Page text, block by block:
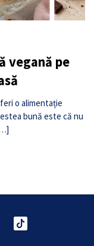
vegană pe
o alimentație
bună este că nu